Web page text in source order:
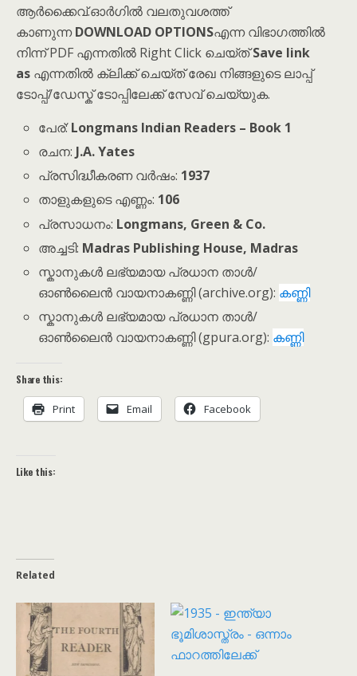
ആർക്കൈവ്.ഓർഗിൽ വലതുവശത്ത്
കാണുന്നDOWNLOAD OPTIONSഎന്ന വിഭാഗത്തിൽ
നിന്ന് PDF എന്നതിൽ Right Click ചെയ്ത്Save link
as എന്നതിൽ ക്ലിക്ക് ചെയ്ത് രേഖ നിങ്ങളുടെ ലാപ്പ്
ടോപ്പ്/ഡേസ്ക് ടോപ്പിലേക്ക് സേവ് ചെയ്യുക.
പേര്:Longmans Indian Readers – Book 1
രചന: J.A. Yates
പ്രസിദ്ധീകരണ വർഷം: 1937
താളുകളുടെ എണ്ണം: 106
പ്രസാധനം: Longmans, Green & Co.
അച്ചടി: Madras Publishing House, Madras
സ്കാനുകൾ ലഭ്യമായ പ്രധാന താൾ/
ഓൺലൈൻ വായനാകണ്ണി (archive.org): കണ്ണി
സ്കാനുകൾ ലഭ്യമായ പ്രധാന താൾ/
ഓൺലൈൻ വായനാകണ്ണി (gpura.org): കണ്ണി
Share this:
Print Email Facebook
Like this:
Related